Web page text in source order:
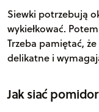
Siewki potrzebują
wykiełkować.
Trzeba pamiętać,
delikatne i
Jak siać